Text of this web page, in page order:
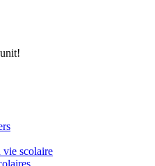
vie scolaire